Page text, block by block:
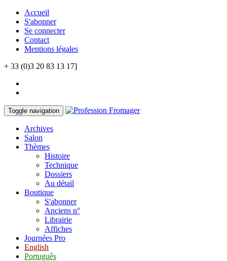
Accueil
S'abonner
Se connecter
Contact
Mentions légales
+ 33 (0)3 20 83 13 17]
Toggle navigation
Archives
Salon
Thèmes
Histoire
Technique
Dossiers
Au détail
Boutique
S'abonner
Anciens n°
Librairie
Affiches
Journées Pro
English
Português